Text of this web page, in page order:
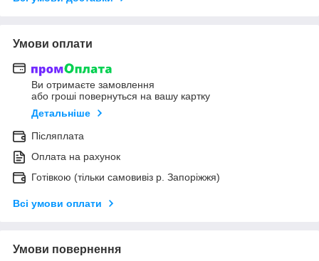
Умови оплати
Ви отримаєте замовлення
або гроші повернуться на вашу картку
Детальніше
Післяплата
Оплата на рахунок
Готівкою (тільки самовивіз р. Запоріжжя)
Всі умови оплати
Умови повернення